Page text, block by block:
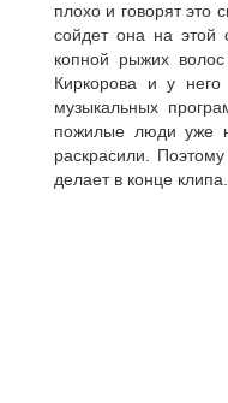
плохо и говорят это
сойдет она на этой
копной рыжих
Киркорова и у
музыкальных
пожилые люди уже
раскрасили.
делает в конце клипа.